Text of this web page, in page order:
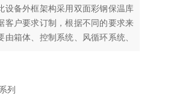
设备外框架构采用双面彩钢保温库
客户要求订制，根据不同的要求来
箱体、控制系统、风循环系统、
品仿真出一种高温、恶劣环境测
列